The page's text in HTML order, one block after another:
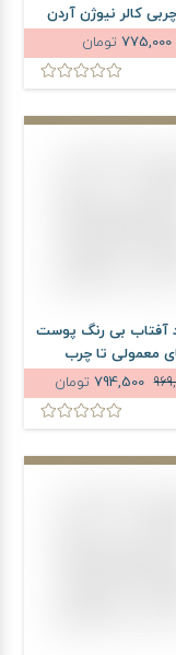
کالر نیوژن آردن
میلی لیتر
775,000 تومان
آفتاب بی رنگ پوست
معمولی تا چرب
لیپورکس SPF50 حجم 40
میلی لیتر
794,500 تومان